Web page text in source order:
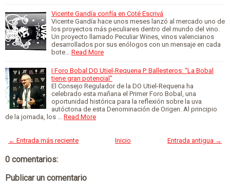
Vicente Gandía confía en Coté Escrivá
Vicente Gandía hace unos meses lanzó al mercado uno de
los proyectos más peculiares dentro del mundo del vino.
Un proyecto llamado Peculiar Wines, vinos valencianos
desarrollados por sus enólogos con un mensaje en cada
bote… Read More
I Foro Bobal DO Utiel-Requena P. Ballesteros: “La Bobal
tiene gran potencial"
El Consejo Regulador de la DO Utiel-Requena ha
celebrado esta mañana el Primer Foro Bobal, una
oportunidad histórica para la reflexión sobre la uva
autóctona de esta Denominación de Origen. Al principio
de la jornada, los … Read More
← Entrada más reciente Entrada antigua →
Inicio
0 comentarios:
Publicar un comentario